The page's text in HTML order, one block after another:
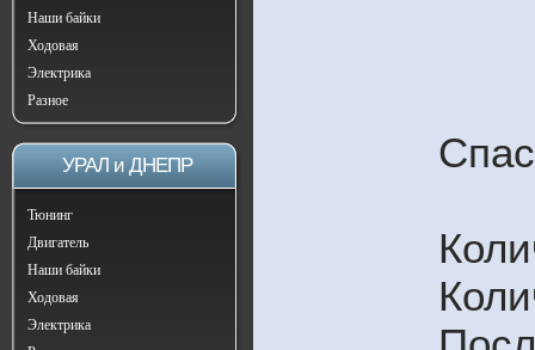
Наши байки
Ходовая
Электрика
Разное
УРАЛ и ДНЕПР
Тюнинг
Двигатель
Наши байки
Ходовая
Электрика